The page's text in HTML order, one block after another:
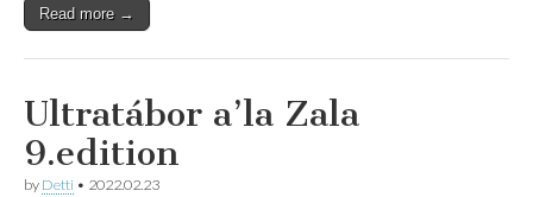
Read more →
Ultratábor a’la Zala
9.edition
by Detti • 2022.02.23